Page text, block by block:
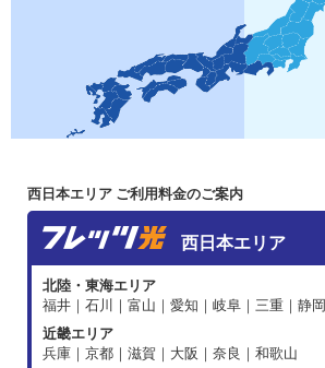
西日本エリア ご利用料金のご案内
西日本エリア
北陸・東海エリア
福井｜石川｜富山｜愛知｜岐阜｜三重｜静岡
近畿エリア
兵庫｜京都｜滋賀｜大阪｜奈良｜和歌山